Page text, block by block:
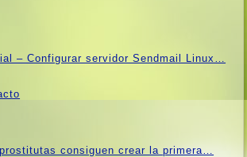
– Configurar servidor Sendmail Linux…
consiguen crear la primera…